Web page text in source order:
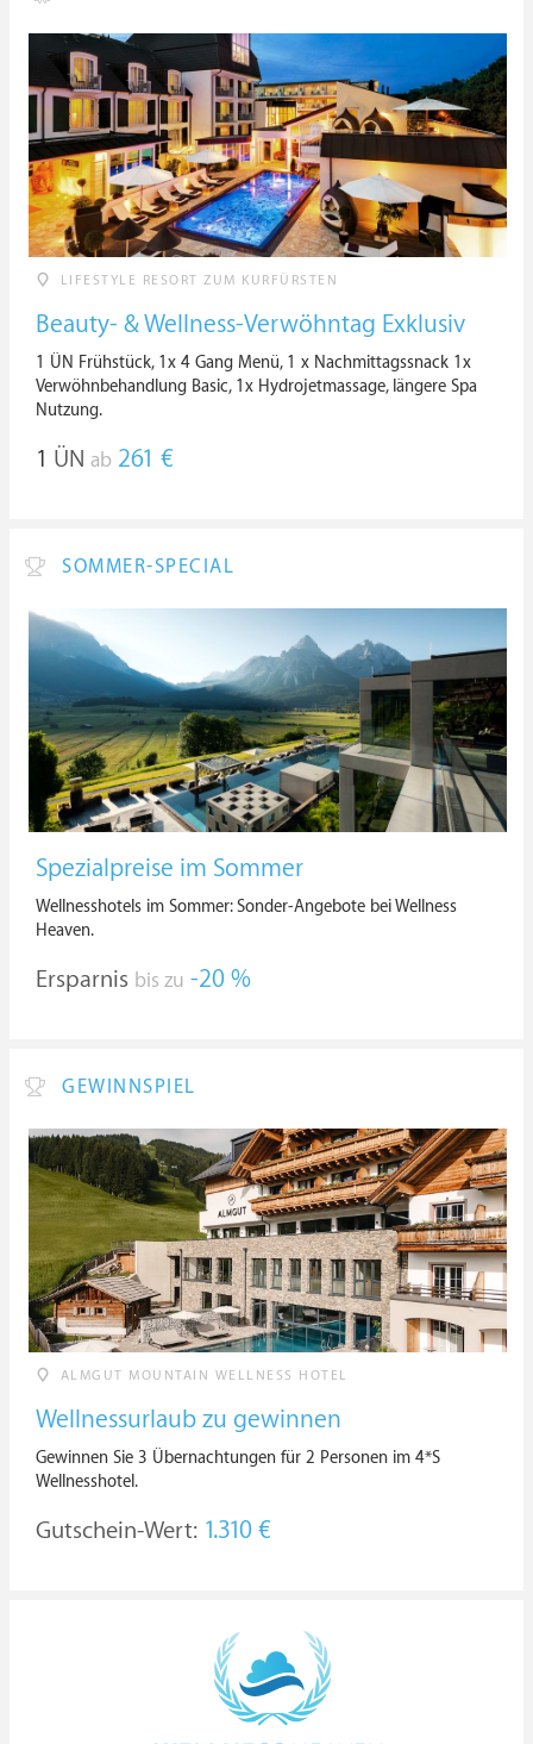
LIFESTYLE RESORT ZUM KURFÜRSTEN
Beauty- & Wellness-Verwöhntag Exklusiv
1 ÜN Frühstück, 1x 4 Gang Menü, 1 x Nachmittagssnack 1x
Verwöhnbehandlung Basic, 1x Hydrojetmassage, längere Spa
Nutzung.
1 ÜN ab 261 €
SOMMER-SPECIAL
Spezialpreise im Sommer
Wellnesshotels im Sommer: Sonder-Angebote bei Wellness
Heaven.
Ersparnis bis zu -20 %
GEWINNSPIEL
ALMGUT MOUNTAIN WELLNESS HOTEL
Wellnessurlaub zu gewinnen
Gewinnen Sie 3 Übernachtungen für 2 Personen im 4*S
Wellnesshotel.
Gutschein-Wert: 1.310 €